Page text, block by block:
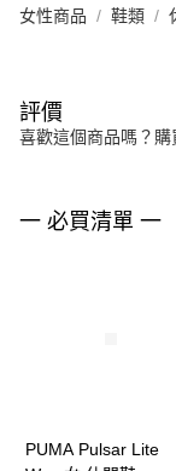
女性商品 鞋類
評價
喜歡這個商品嗎？
一 必買清單 一
PUMA Pulsar Lite